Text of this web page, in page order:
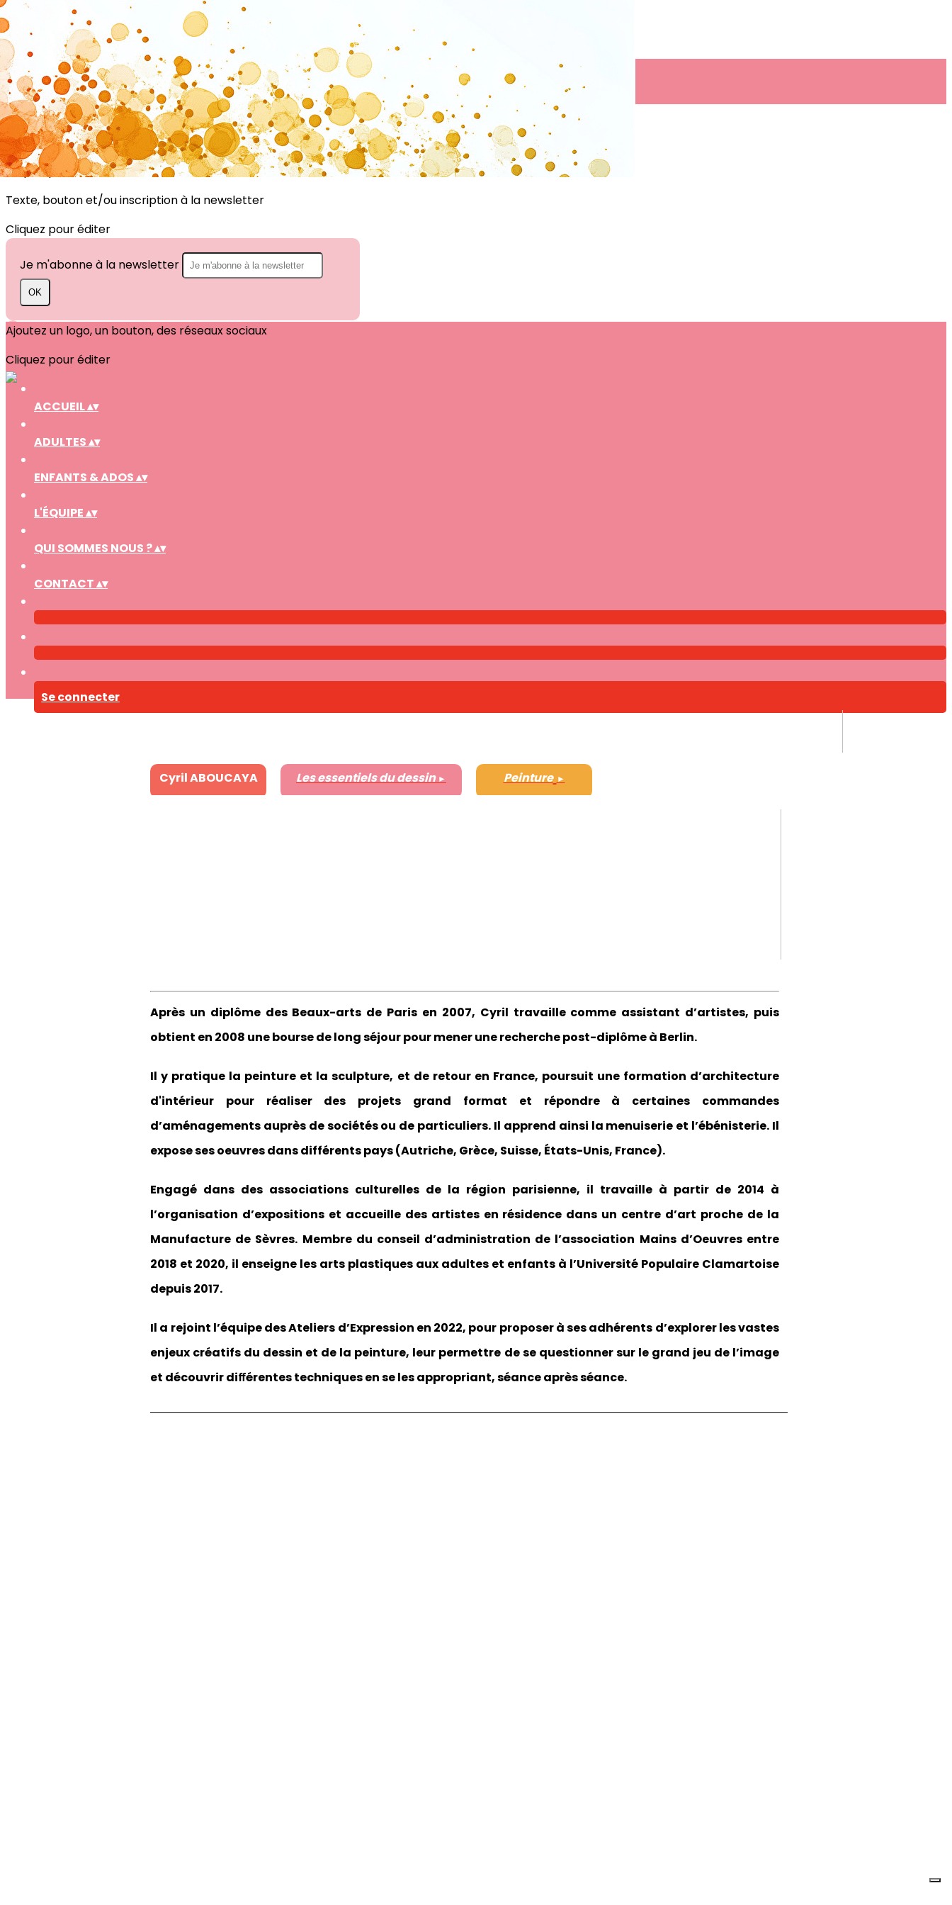
Exporter les lignes sélectionnées
Exporter toutes les colonnes
Exporter uniquement les colonnes affichées
Menu
?>
Images de la page d'accueil
Cliquez pour éditer
Texte, bouton et/ou inscription à la newsletter
Cliquez pour éditer
Je m'abonne à la newsletter
OK
Ajoutez un logo, un bouton, des réseaux sociaux
Cliquez pour éditer
ACCUEIL▴▾
ADULTES▴▾
ENFANTS & ADOS▴▾
L'ÉQUIPE▴▾
QUI SOMMES NOUS ?▴▾
CONTACT▴▾
Se connecter
Cyril ABOUCAYA Les essentiels du dessin ► Peinture ►
Après un diplôme des Beaux-arts de Paris en 2007, Cyril travaille comme assistant d’artistes, puis
obtient en 2008 une bourse de long séjour pour mener une recherche post-diplôme à Berlin.
Il y pratique la peinture et la sculpture, et de retour en France, poursuit une formation d’architecture
d'intérieur pour réaliser des projets grand format et répondre à certaines commandes
d’aménagements auprès de sociétés ou de particuliers. Il apprend ainsi la menuiserie et l’ébénisterie. Il
expose ses oeuvres dans différents pays (Autriche, Grèce, Suisse, États-Unis, France).
Engagé dans des associations culturelles de la région parisienne, il travaille à partir de 2014 à
l’organisation d’expositions et accueille des artistes en résidence dans un centre d’art proche de la
Manufacture de Sèvres. Membre du conseil d’administration de l’association Mains d’Oeuvres entre
2018 et 2020, il enseigne les arts plastiques aux adultes et enfants à l’Université Populaire Clamartoise
depuis 2017.
Il a rejoint l’équipe des Ateliers d’Expression en 2022, pour proposer à ses adhérents d’explorer les vastes
enjeux créatifs du dessin et de la peinture, leur permettre de se questionner sur le grand jeu de l’image
et découvrir diﬀérentes techniques en se les appropriant, séance après séance.